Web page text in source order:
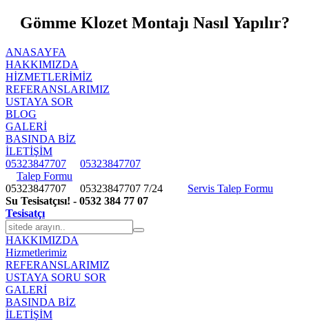
Gömme Klozet Montajı Nasıl Yapılır?
ANASAYFA
HAKKIMIZDA
HIZMETLERIMIZ
REFERANSLARIMIZ
USTAYA SOR
BLOG
GALERİ
BASINDA BİZ
İLETİŞİM
05323847707
05323847707
Talep Formu
05323847707 05323847707 7/24
Servis Talep Formu
Su Tesisatçısı! - 0532 384 77 07
Tesisatçı
HAKKIMIZDA
Hizmetlerimiz
REFERANSLARIMIZ
USTAYA SORU SOR
GALERİ
BASINDA BİZ
İLETİŞİM